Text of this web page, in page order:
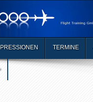
TERMINE